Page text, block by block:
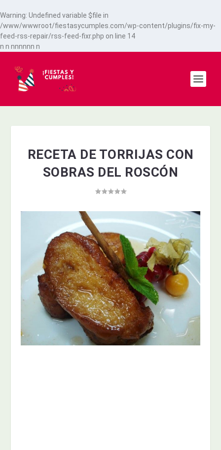
Warning: Undefined variable $file in
/www/wwwroot/fiestasycumples.com/wp-content/plugins/fix-my-
feed-rss-repair/rss-feed-fixr.php on line 14
n n nnnnnn n
RECETA DE TORRIJAS CON
SOBRAS DEL ROSCÓN